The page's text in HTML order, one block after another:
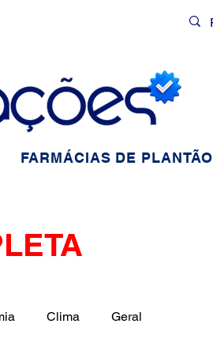
Clima Geral
FARMÁCIAS DE PLANTÃO